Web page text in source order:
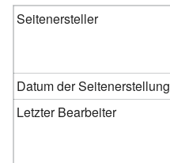
Seitenersteller
Datum der Seitenerstellung
Letzter Bearbeiter